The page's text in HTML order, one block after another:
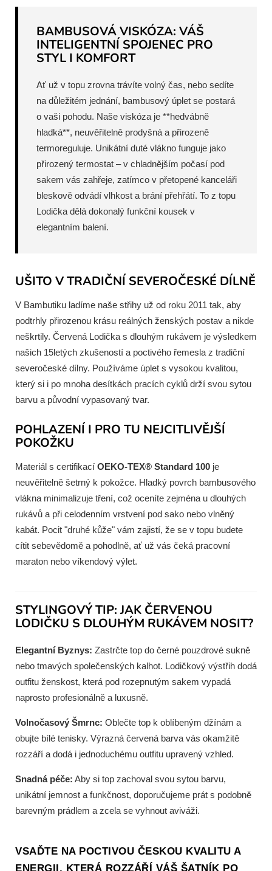
BAMBUSOVÁ VISKÓZA: VÁŠ
INTELIGENTNÍ SPOJENEC PRO
STYL I KOMFORT
Ať už v topu zrovna trávíte volný čas, nebo sedíte
na důležitém jednání, bambusový úplet se postará
o vaši pohodu. Naše viskóza je **hedvábně
hladká**, neuvěřitelně prodyšná a přirozeně
termoreguluje. Unikátní duté vlákno funguje jako
přirozený termostat – v chladnějším počasí pod
sakem vás zahřeje, zatímco v přetopené kanceláři
bleskově odvádí vlhkost a brání přehřátí. To z topu
Lodička dělá dokonalý funkční kousek v
elegantním balení.
UŠITO V TRADIČNÍ SEVEROČESKÉ DÍLNĚ
V Bambutiku ladíme naše střihy už od roku 2011 tak, aby
podtrhly přirozenou krásu reálných ženských postav a nikde
neškrtily. Červená Lodička s dlouhým rukávem je výsledkem
našich 15letých zkušeností a poctivého řemesla z tradiční
severočeské dílny. Používáme úplet s vysokou kvalitou,
který si i po mnoha desítkách pracích cyklů drží svou sytou
barvu a původní vypasovaný tvar.
POHLAZENÍ I PRO TU NEJCITLIVĚJŠÍ
POKOŽKU
Materiál s certifikací OEKO-TEX® Standard 100 je
neuvěřitelně šetrný k pokožce. Hladký povrch bambusového
vlákna minimalizuje tření, což oceníte zejména u dlouhých
rukávů a při celodenním vrstvení pod sako nebo vlněný
kabát. Pocit "druhé kůže" vám zajistí, že se v topu budete
cítit sebevědomě a pohodlně, ať už vás čeká pracovní
maraton nebo víkendový výlet.
STYLINGOVÝ TIP: JAK ČERVENOU
LODIČKU S DLOUHÝM RUKÁVEM NOSIT?
Elegantní Byznys: Zastrčte top do černé pouzdrové sukně
nebo tmavých společenských kalhot. Lodičkový výstřih dodá
outfitu ženskost, která pod rozepnutým sakem vypadá
naprosto profesionálně a luxusně.
Volnočasový Šmrnc: Oblečte top k oblíbeným džínám a
obujte bílé tenisky. Výrazná červená barva vás okamžitě
rozzáří a dodá i jednoduchému outfitu upravený vzhled.
Snadná péče: Aby si top zachoval svou sytou barvu,
unikátní jemnost a funkčnost, doporučujeme prát s podobně
barevným prádlem a zcela se vyhnout aviváži.
VSAĎTE NA POCTIVOU ČESKOU KVALITU A
ENERGII, KTERÁ ROZZÁŘÍ VÁŠ ŠATNÍK PO